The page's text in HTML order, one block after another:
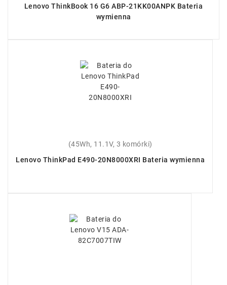
Lenovo ThinkBook 16 G6 ABP-21KK00ANPK Bateria
wymienna
(45Wh, 11.1V, 3 komórki)
Lenovo ThinkPad E490-20N8000XRI Bateria wymienna